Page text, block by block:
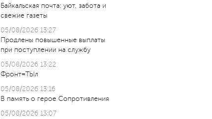
Байкальская почта: уют, забота и
свежие газеты
05/08/2026 13:27
Продлены повышенные выплаты
при поступлении на службу
05/08/2026 13:22
Фронт=ТЫл
05/08/2026 13:16
В память о герое Сопротивления
05/08/2026 13:07